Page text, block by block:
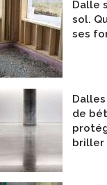
Dalle
sol.
ses
de
briller